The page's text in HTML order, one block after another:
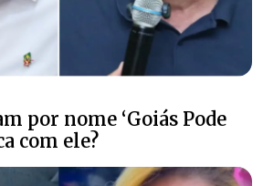
por nome ‘Goiás Pode
com ele?